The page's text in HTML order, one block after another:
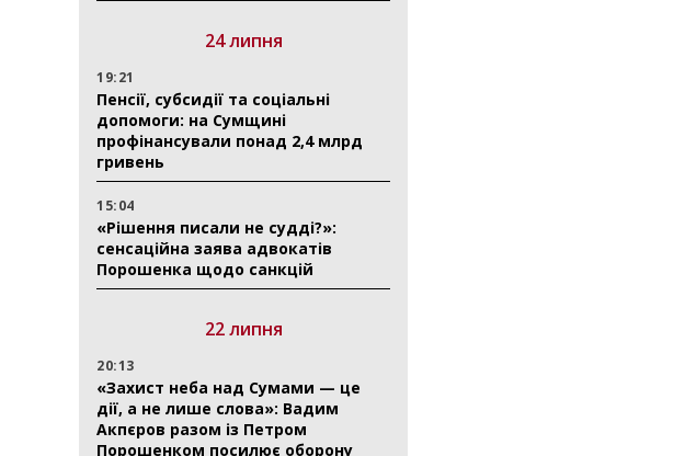
24 липня
19:21
Пенсії, субсидії та соціальні
допомоги: на Сумщині
профінансували понад 2,4 млрд
гривень
15:04
«Рішення писали не судді?»:
сенсаційна заява адвокатів
Порошенка щодо санкцій
22 липня
20:13
«Захист неба над Сумами — це
дії, а не лише слова»: Вадим
Акпєров разом із Петром
Порошенком посилює оборону